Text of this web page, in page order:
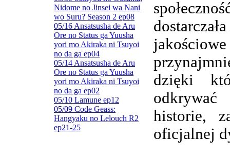
Nidome no Jinsei wa Nani
wo Suru? Season 2 ep08
05/16 Ansatsusha de Aru
Ore no Status ga Yuusha
yori mo Akiraka ni Tsuyoi
no da ga ep04
05/14 Ansatsusha de Aru
Ore no Status ga Yuusha
yori mo Akiraka ni Tsuyoi
no da ga ep02
05/10 Lamune ep12
05/09 Code Geass:
Hangyaku no Lelouch R2
ep21-25
dzięki
historie,
oficjalnej